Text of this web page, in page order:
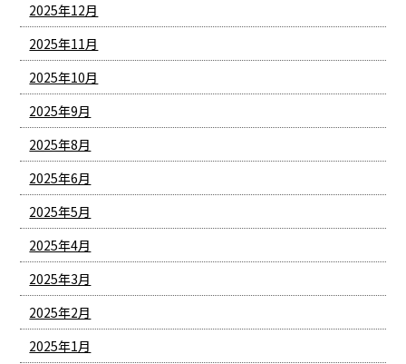
2025年12月
2025年11月
2025年10月
2025年9月
2025年8月
2025年6月
2025年5月
2025年4月
2025年3月
2025年2月
2025年1月